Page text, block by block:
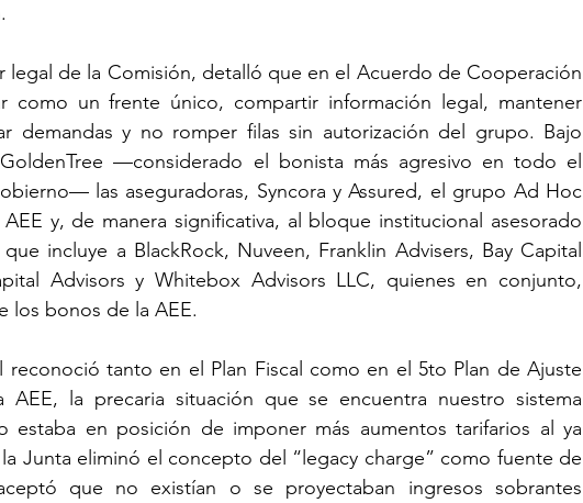
legal de la Comisión, detalló que en el Acuerdo de Cooperación
como un frente único, compartir información legal, mantener
demandas y no romper filas sin autorización del grupo. Bajo
—considerado el bonista más agresivo en todo el
las aseguradoras, Syncora y Assured, el grupo Ad Hoc
y, de manera significativa, al bloque institucional asesorado
incluye a BlackRock, Nuveen, Franklin Advisers, Bay Capital
Advisors y Whitebox Advisors LLC, quienes en conjunto,
los bonos de la AEE.
reconoció tanto en el Plan Fiscal como en el 5to Plan de Ajuste
la precaria situación que se encuentra nuestro sistema
estaba en posición de imponer más aumentos tarifarios al ya
Junta eliminó el concepto del “legacy charge” como fuente de
que no existían o se proyectaban ingresos sobrantes